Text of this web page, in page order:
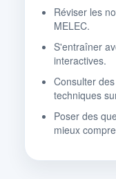
Réviser les
MELEC.
S'entraîner
interactives.
Consulter
techniques
Poser des
mieux